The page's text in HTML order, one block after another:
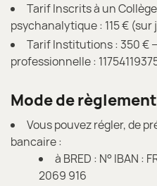
Tarif Inscrits à un
psychanalytique : 115 €
Tarif Institutions : 350 €
professionnelle :
Mode de règlement
Vous pouvez régler, de
bancaire :
à BRED : N° IBAN :
2069 916